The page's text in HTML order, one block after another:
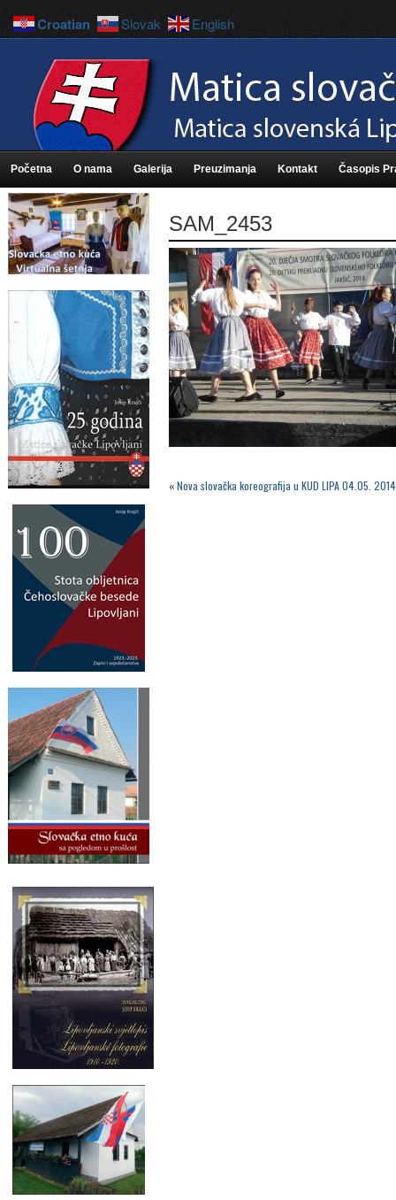
Početna O nama Galerija Preuzimanja Kontakt Časopis
SAM_2453
«Nova slovačka koreografija u KUD LIPA 04.05.
Croatian Slovak English